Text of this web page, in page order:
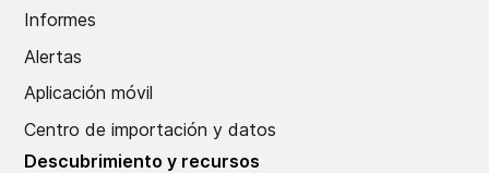
Informes
Alertas
Aplicación móvil
Centro de importación y datos
Descubrimiento y recursos